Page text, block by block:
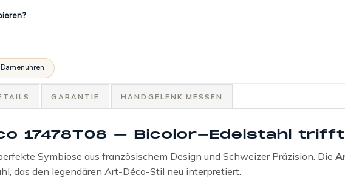
Damenuhren
GARANTIE HANDGELENK MESSEN
17478T08 – Bicolor-Edelstahl
Symbiose aus französischem Design und Schweizer Präzision. Die
das den legendären Art-Déco-Stil neu interpretiert.